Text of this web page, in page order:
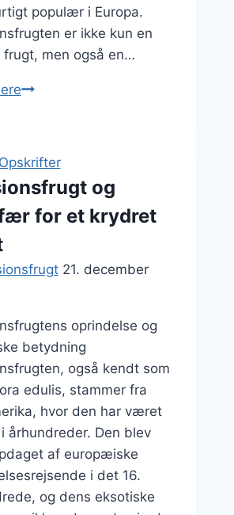
populær i Europa.
er ikke kun en
men også en…
Passionsfrugt
opskrift
Opskrifter
og
for et krydret
21. december
oprindelse og
betydning
også kendt som
edulis, stammer fra
hvor den har været
århundreder. Den blev
af europæiske
i det 16.
og dens eksotiske